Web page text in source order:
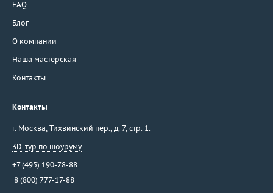
FAQ
Блог
О компании
Наша мастерская
Контакты
Контакты
г. Москва, Тихвинский пер., д. 7, стр. 1.
3D-тур по шоуруму
+7 (495) 190-78-88
8 (800) 777-17-88